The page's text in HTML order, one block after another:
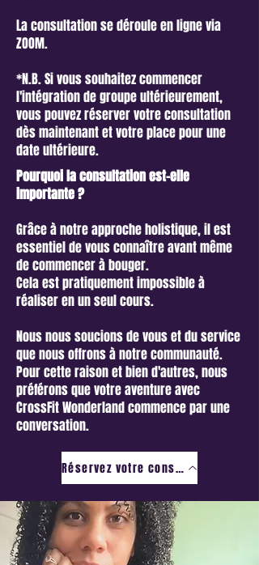
La consultation se déroule en ligne via
ZOOM.
*N.B. Si vous souhaitez commencer
l'intégration de groupe ultérieurement,
vous pouvez réserver votre consultation
dès maintenant et votre place pour une
date ultérieure.
Pourquoi la consultation est-elle
importante ?
Grâce à notre approche holistique, il est
essentiel de vous connaître avant même
de commencer à bouger.
Cela est pratiquement impossible à
réaliser en un seul cours.
Nous nous soucions de vous et du service
que nous offrons à notre communauté.
Pour cette raison et bien d'autres, nous
préférons que votre aventure avec
CrossFit Wonderland commence par une
conversation.
Réservez votre consultation